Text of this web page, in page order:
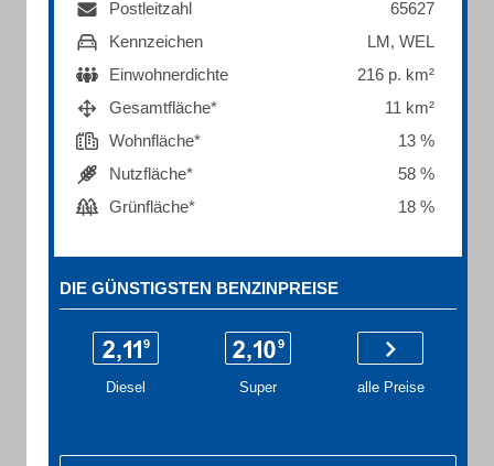
Postleitzahl
65627
Kennzeichen
LM, WEL
Einwohnerdichte
216 p. km²
Gesamtfläche*
11 km²
Wohnfläche*
13 %
Nutzfläche*
58 %
Grünfläche*
18 %
DIE GÜNSTIGSTEN BENZINPREISE
Diesel Super alle Preise